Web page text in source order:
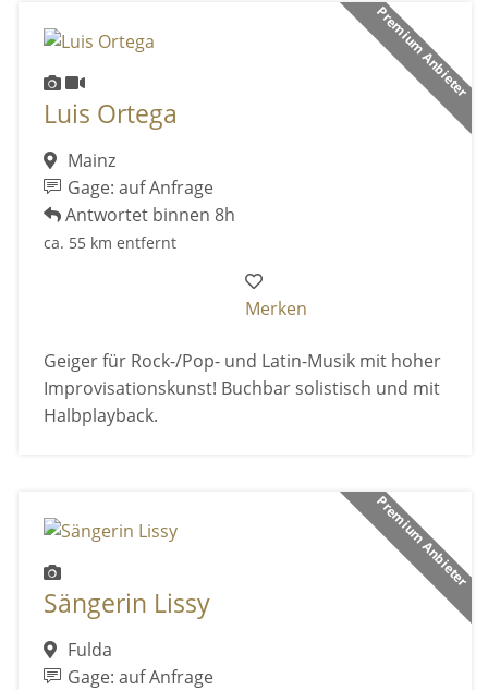
Premium Anbieter
Luis Ortega
Mainz
Gage: auf Anfrage
Antwortet binnen 8h
ca. 55 km entfernt
Merken
Geiger für Rock-/Pop- und Latin-Musik mit hoher
Improvisationskunst! Buchbar solistisch und mit
Halbplayback.
Premium Anbieter
Sängerin Lissy
Fulda
Gage: auf Anfrage